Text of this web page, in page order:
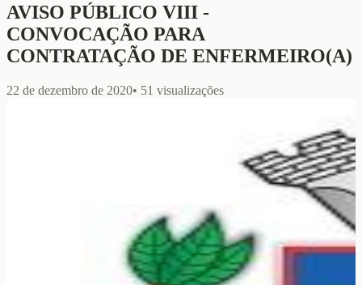
AVISO PÚBLICO VIII -
CONVOCAÇÃO PARA
CONTRATAÇÃO DE ENFERMEIRO(A)
22 de dezembro de 2020• 51 visualizações